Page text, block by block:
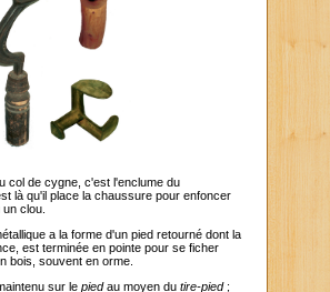
col de cygne, c'est l'enclume du
là qu'il place la chaussure pour enfoncer
clou.
a la forme d'un pied retourné dont la
est terminée en pointe pour se ficher
bois, souvent en orme.
sur lepiedau moyen dutire-pied;